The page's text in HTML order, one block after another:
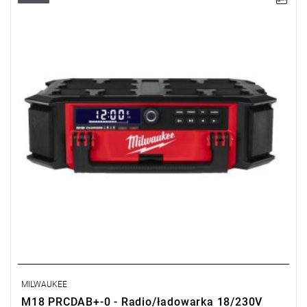
MILWAUKEE
M18 PRCDAB+-0 - Radio/ładowarka 18/230V